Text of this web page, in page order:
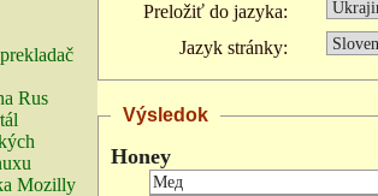
Rus
Mozilly
Preložiť do jazyka:
Jazyk stránky:
Výsledok
Honey